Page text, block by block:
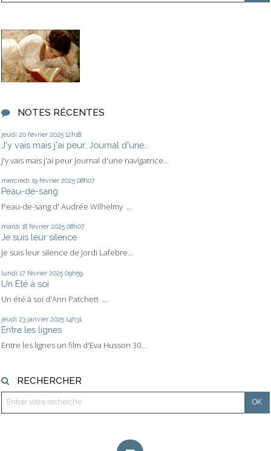
NOTES RÉCENTES
jeudi 20 février 2025 12h18
J'y vais mais j'ai peur. Journal d'une...
J'y vais mais j'ai peur Journal d'une navigatrice...
mercredi 19 février 2025 08h07
Peau-de-sang
Peau-de-sang d' Audrée Wilhelmy ...
mardi 18 février 2025 08h07
Je suis leur silence
Je suis leur silence de Jordi Lafebre...
lundi 17 février 2025 09h59
Un Eté à soi
Un été à soi d'Ann Patchett ...
jeudi 23 janvier 2025 14h31
Entre les lignes
Entre les lignes un film d'Eva Husson 30...
RECHERCHER